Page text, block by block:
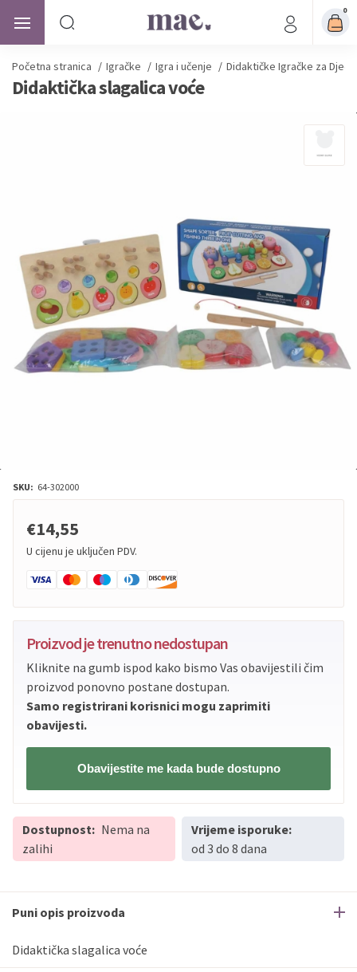
0
Početna stranica / Igračke / Igra i učenje / Didaktičke Igračke za Djecu
Didaktička slagalica voće
SKU: 64-302000
€14,55
U cijenu je uključen PDV.
Proizvod je trenutno nedostupan
Kliknite na gumb ispod kako bismo Vas obavijestili čim
proizvod ponovno postane dostupan.
Samo registrirani korisnici mogu zaprimiti
obavijesti.
Obavijestite me kada bude dostupno
Dostupnost: Nema na
zalihi
Vrijeme isporuke:
od 3 do 8 dana
Puni opis proizvoda
Didaktička slagalica voće